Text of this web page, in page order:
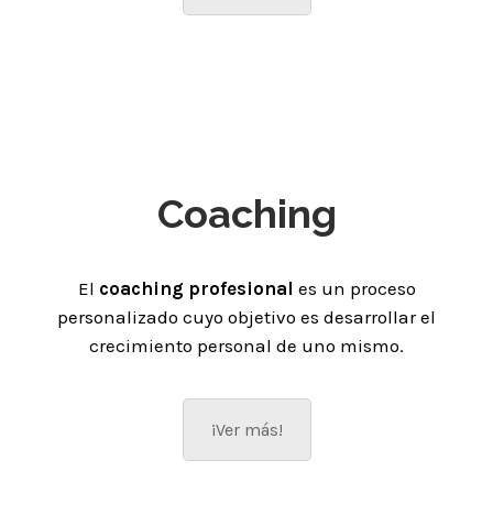
Coaching
El coaching profesional es un proceso
personalizado cuyo objetivo es desarrollar el
crecimiento personal de uno mismo.
¡Ver más!